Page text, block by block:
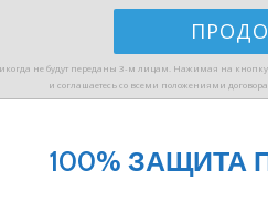
не будут переданы 3-м лицам. Нажимая на кнопку
и соглашаетесь со всеми положениями
100%